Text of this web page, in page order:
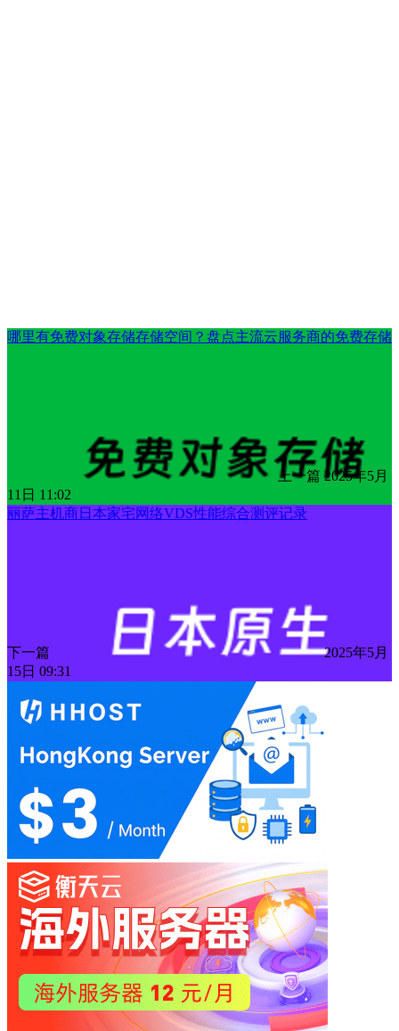
哪里有免费对象存储存储空间？盘点主流云服务商的免费存储
上一篇 2025年5月
11日 11:02
丽萨主机商日本家宅网络VDS性能综合测评记录
下一篇
2025年5月
15日 09:31